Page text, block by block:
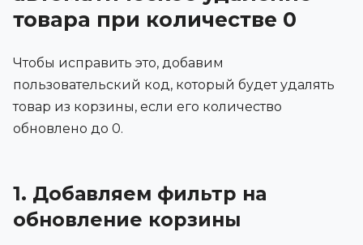
товара при количестве 0
Чтобы исправить это, добавим
пользовательский код, который будет удалять
товар из корзины, если его количество
обновлено до 0.
1. Добавляем фильтр на
обновление корзины